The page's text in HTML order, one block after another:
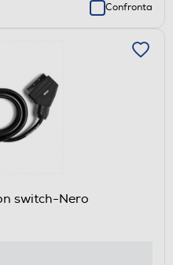
Confronta
switch-Nero